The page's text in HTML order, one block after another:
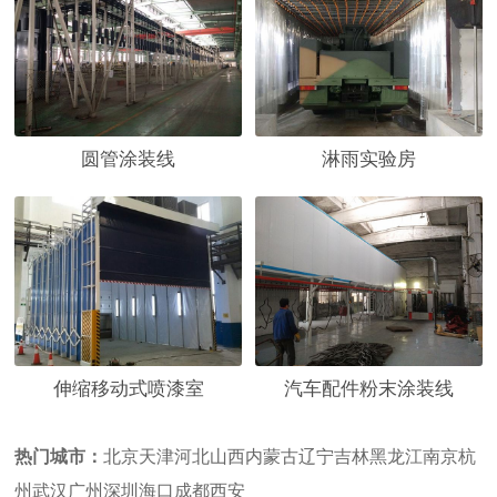
圆管涂装线 淋雨实验房
伸缩移动式喷漆室 汽车配件粉末涂装线
热门城市：北京天津河北山西内蒙古辽宁吉林黑龙江南京杭
州武汉 广州深圳海口 成都西安